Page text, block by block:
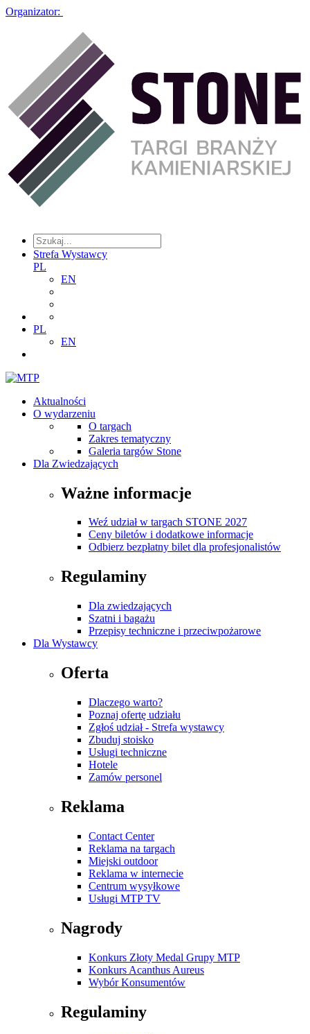
Organizator:
Strefa Wystawcy
PL
EN
PL
EN
Aktualności
O wydarzeniu
O targach
Zakres tematyczny
Galeria targów Stone
Dla Zwiedzających
Ważne informacje
Weź udział w targach STONE 2027
Ceny biletów i dodatkowe informacje
Odbierz bezpłatny bilet dla profesjonalistów
Regulaminy
Dla zwiedzających
Szatni i bagażu
Przepisy techniczne i przeciwpożarowe
Dla Wystawcy
Oferta
Dlaczego warto?
Poznaj ofertę udziału
Zgłoś udział - Strefa wystawcy
Zbuduj stoisko
Usługi techniczne
Hotele
Zamów personel
Reklama
Contact Center
Reklama na targach
Miejski outdoor
Reklama w internecie
Centrum wysyłkowe
Usługi MTP TV
Nagrody
Konkurs Złoty Medal Grupy MTP
Konkurs Acanthus Aureus
Wybór Konsumentów
Regulaminy